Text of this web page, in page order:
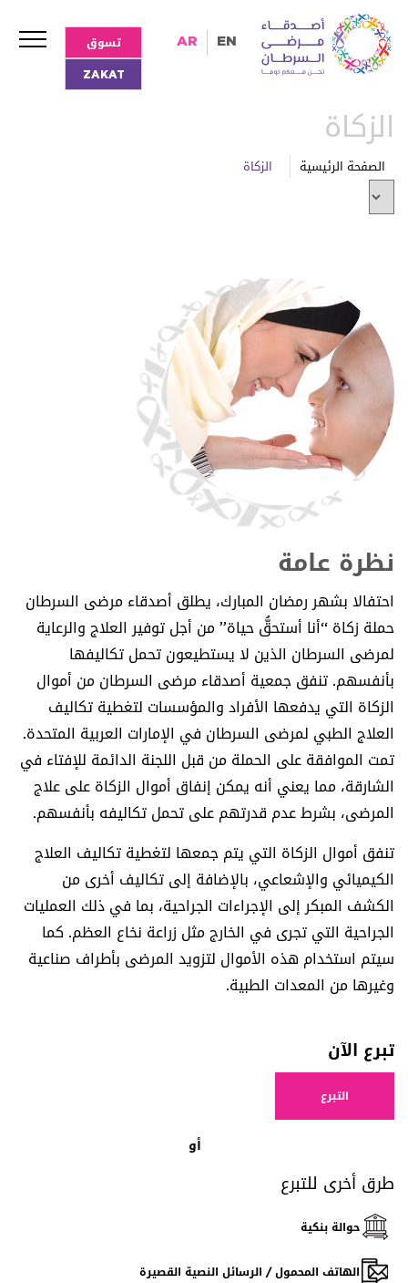
AR EN
تسوق
ZAKAT
الزكاة
الصفحة الرئيسية الزكاة
نظرة عامة
احتفالا بشهر رمضان المبارك، يطلق أصدقاء مرضى السرطان
حملة زكاة “أنا أستحقُّ حياة” من أجل توفير العلاج والرعاية
لمرضى السرطان الذين لا يستطيعون تحمل تكاليفها
بأنفسهم. تنفق جمعية أصدقاء مرضى السرطان من أموال
الزكاة التي يدفعها الأفراد والمؤسسات لتغطية تكاليف
العلاج الطبي لمرضى السرطان في الإمارات العربية المتحدة.
تمت الموافقة على الحملة من قبل اللجنة الدائمة للإفتاء في
الشارقة، مما يعني أنه يمكن إنفاق أموال الزكاة على علاج
المرضى، بشرط عدم قدرتهم على تحمل تكاليفه بأنفسهم.
تنفق أموال الزكاة التي يتم جمعها لتغطية تكاليف العلاج
الكيميائي والإشعاعي، بالإضافة إلى تكاليف أخرى من
الكشف المبكر إلى الإجراءات الجراحية، بما في ذلك العمليات
الجراحية التي تجرى في الخارج مثل زراعة نخاع العظم. كما
سيتم استخدام هذه الأموال لتزويد المرضى بأطراف صناعية
وغيرها من المعدات الطبية.
تبرع الآن
التبرع
أو
طرق أخرى للتبرع
حوالة بنكية
الهاتف المحمول / الرسائل النصية القصيرة